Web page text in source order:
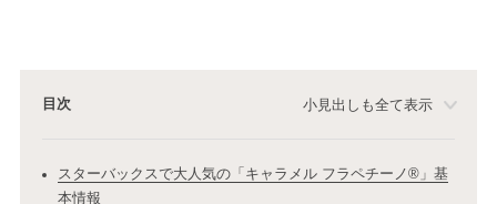
目次 小見出しも全て表示
スターバックスで大人気の「キャラメル フラペチーノ®」基
本情報